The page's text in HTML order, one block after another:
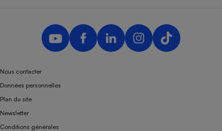
Nous contacter
Données personnelles
Plan du site
Newsletter
Conditions générales